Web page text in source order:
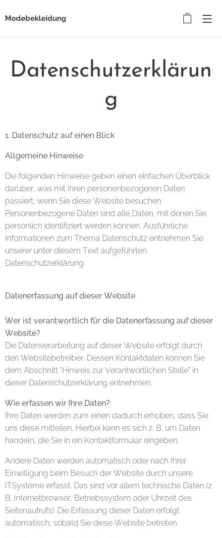
Modebekleidung
Datenschutzerklärun
g
1. Datenschutz auf einen Blick
Allgemeine Hinweise
Die folgenden Hinweise geben einen einfachen Überblick
darüber, was mit Ihren personenbezogenen Daten
passiert, wenn Sie diese Website besuchen.
Personenbezogene Daten sind alle Daten, mit denen Sie
persönlich identifiziert werden können. Ausführliche
Informationen zum Thema Datenschutz entnehmen Sie
unserer unter diesem Text aufgeführten
Datenschutzerklärung.
Datenerfassung auf dieser Website
Wer ist verantwortlich für die Datenerfassung auf dieser
Website?
Die Datenverarbeitung auf dieser Website erfolgt durch
den Websitebetreiber. Dessen Kontaktdaten können Sie
dem Abschnitt "Hinweis zur Verantwortlichen Stelle" in
dieser Datenschutzerklärung entnehmen.
Wie erfassen wir Ihre Daten?
Ihre Daten werden zum einen dadurch erhoben, dass Sie
uns diese mitteilen. Hierbei kann es sich z. B. um Daten
handeln, die Sie in ein Kontaktformular eingeben.
Andere Daten werden automatisch oder nach Ihrer
Einwilligung beim Besuch der Website durch unsere
ITSysteme erfasst. Das sind vor allem technische Daten (z.
B. Internetbrowser, Betriebssystem oder Uhrzeit des
Seitenaufrufs). Die Erfassung dieser Daten erfolgt
automatisch, sobald Sie diese Website betreten.